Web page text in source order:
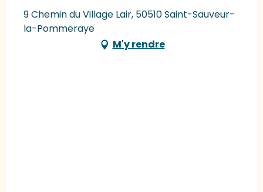
9 Chemin du Village Lair, 50510 Saint-Sauveur-
la-Pommeraye
M'y rendre